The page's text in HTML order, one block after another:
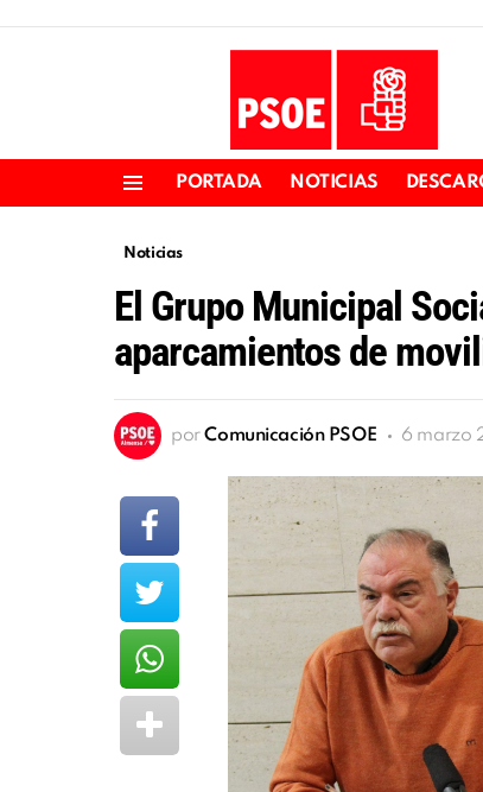
PORTADA NOTICIAS
Noticias
El Grupo Municipal
aparcamientos de
por Comunicación PSOE 6 marzo